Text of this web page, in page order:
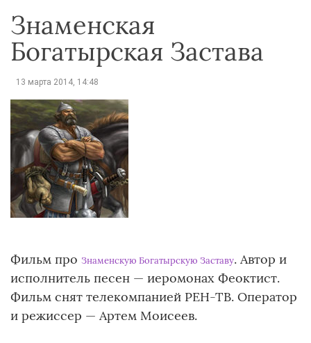
Знаменская
Богатырская Застава
13 марта 2014, 14:48
Фильм про Знаменскую Богатырскую Заставу. Автор и
исполнитель песен — иеромонах Феоктист.
Фильм снят телекомпанией РЕН-ТВ. Оператор
и режиссер — Артем Моисеев.